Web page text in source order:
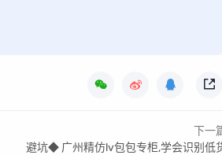
下一
避坑◆ 广州精仿lv包包专柜,学会识别低